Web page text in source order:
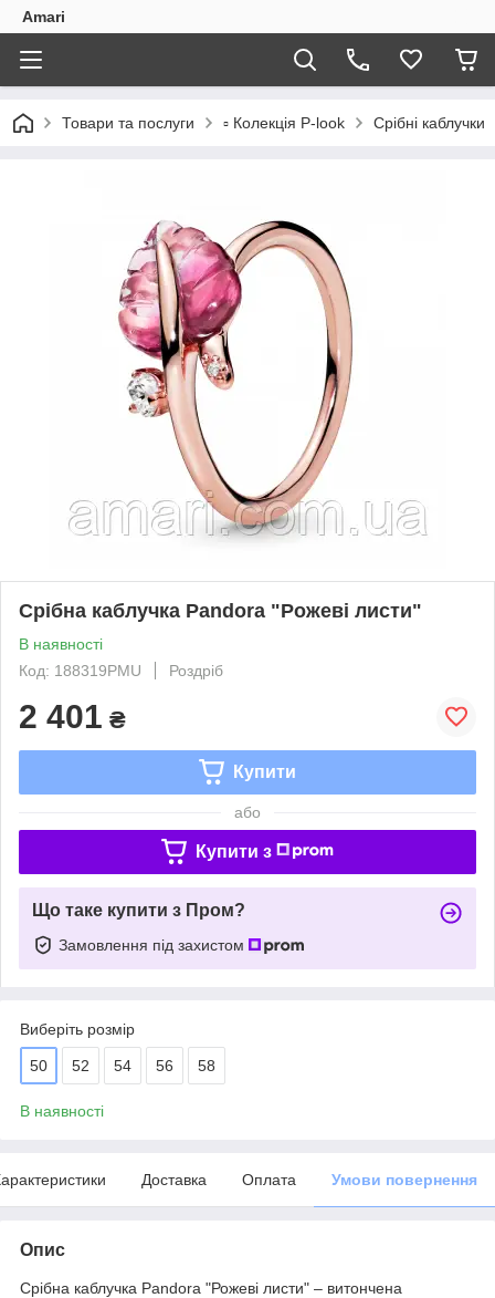
Amari
Товари та послуги ▫️ Колекція P-look Срібні каблучки
Срібна каблучка Pandora "Рожеві листи"
В наявності
Код: 188319PMU
Роздріб
2 401 ₴
Купити
або
Купити з
Що таке купити з Пром?
Замовлення під захистом
Виберіть розмір
50 52 54 56 58
В наявності
Доставка Оплата Умови повернення
Опис
Срібна каблучка Pandora "Рожеві листи" – витончена